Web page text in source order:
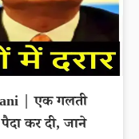
| एक गलती
कर दी, जाने